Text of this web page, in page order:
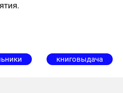
книговыдача